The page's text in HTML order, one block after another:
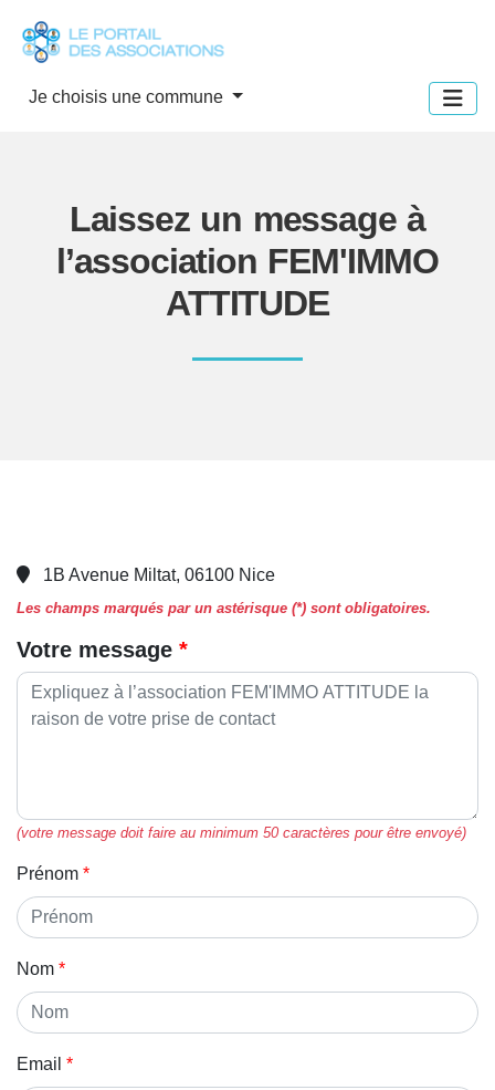
Je choisis une commune
Laissez un message à
l’association FEM'IMMO
ATTITUDE
1B Avenue Miltat, 06100 Nice
Les champs marqués par un astérisque (*) sont obligatoires.
Votre message
(votre message doit faire au minimum 50 caractères pour être envoyé)
Prénom
Nom
Email